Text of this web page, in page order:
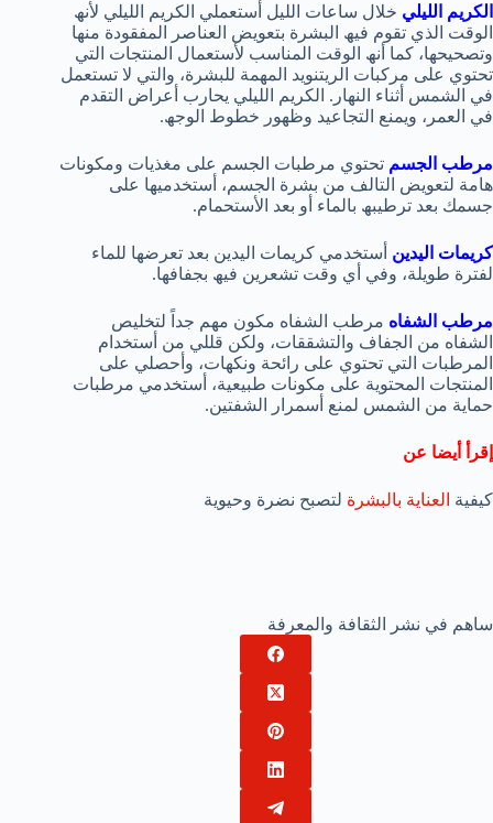
الكریم اللیلي خلال ساعات اللیل أستعملي الكریم اللیلي لأنھ
الوقت الذي تقوم فیھ البشرة بتعویض العناصر المفقودة منھا
وتصحیحھا، كما أنھ الوقت المناسب لأستعمال المنتجات التي
تحتوي على مركبات الریتنوید المھمة للبشرة، والتي لا تستعمل
في الشمس أثناء النھار. الكریم اللیلي یحارب أعراض التقدم
في العمر، ویمنع التجاعید وظھور خطوط الوجھ.
مرطب الجسم تحتوي مرطبات الجسم على مغذیات ومكونات
ھامة لتعویض التالف من بشرة الجسم، أستخدمیھا على
جسمك بعد ترطیبھ بالماء أو بعد الأستحمام.
كریمات الیدین أستخدمي كریمات الیدین بعد تعرضھا للماء
لفترة طویلة، وفي أي وقت تشعرین فیھ بجفافھا.
مرطب الشفاه مرطب الشفاه مكون مھم جداً لتخلیص
الشفاه من الجفاف والتشققات، ولكن قللي من أستخدام
المرطبات التي تحتوي على رائحة ونكھات، وأحصلي على
المنتجات المحتویة على مكونات طبیعیة، أستخدمي مرطبات
حمایة من الشمس لمنع أسمرار الشفتین.
إقرأ أيضا عن
كيفية العناية بالبشرة لتصبح نضرة وحيوية
ساهم في نشر الثقافة والمعرفة